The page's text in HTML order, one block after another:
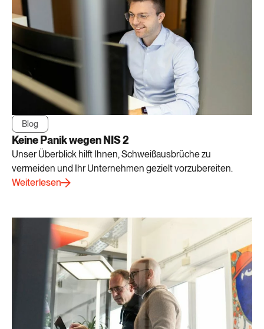
Blog
Keine Panik wegen NIS 2
Unser Überblick hilft Ihnen, Schweißausbrüche zu
vermeiden und Ihr Unternehmen gezielt vorzubereiten.
Weiterlesen